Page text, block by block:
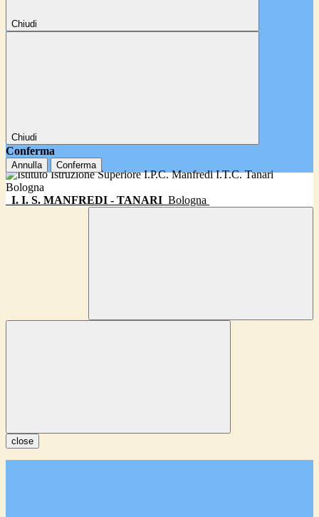
Chiudi
Chiudi
Conferma
Annulla Conferma
I. I. S. MANFREDI - TANARI Bologna
close